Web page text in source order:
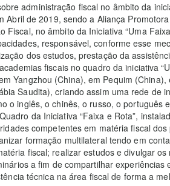
administração fiscal no âmbito da
Abril de 2019, sendo a Aliança
Fiscal, no âmbito da Iniciativa “Uma
responsável, conforme esse
dos estudos, prestação da
fiscais no quadro da iniciativa
Yangzhou (China), em Pequim
Saudita), criando assim uma rede de
o inglês, o chinês, o russo, o português
da Iniciativa “Faixa e Rota”,
competentes em matéria fiscal
formação multilateral tendo em
fiscal; realizar estudos e divulgar
a fim de compartilhar experiências
técnica na área fiscal de forma a